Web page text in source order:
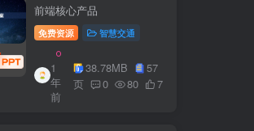
前端核心产品
免费资源 智慧交通
1
年
前
38.78MB
57
页
0 80 7